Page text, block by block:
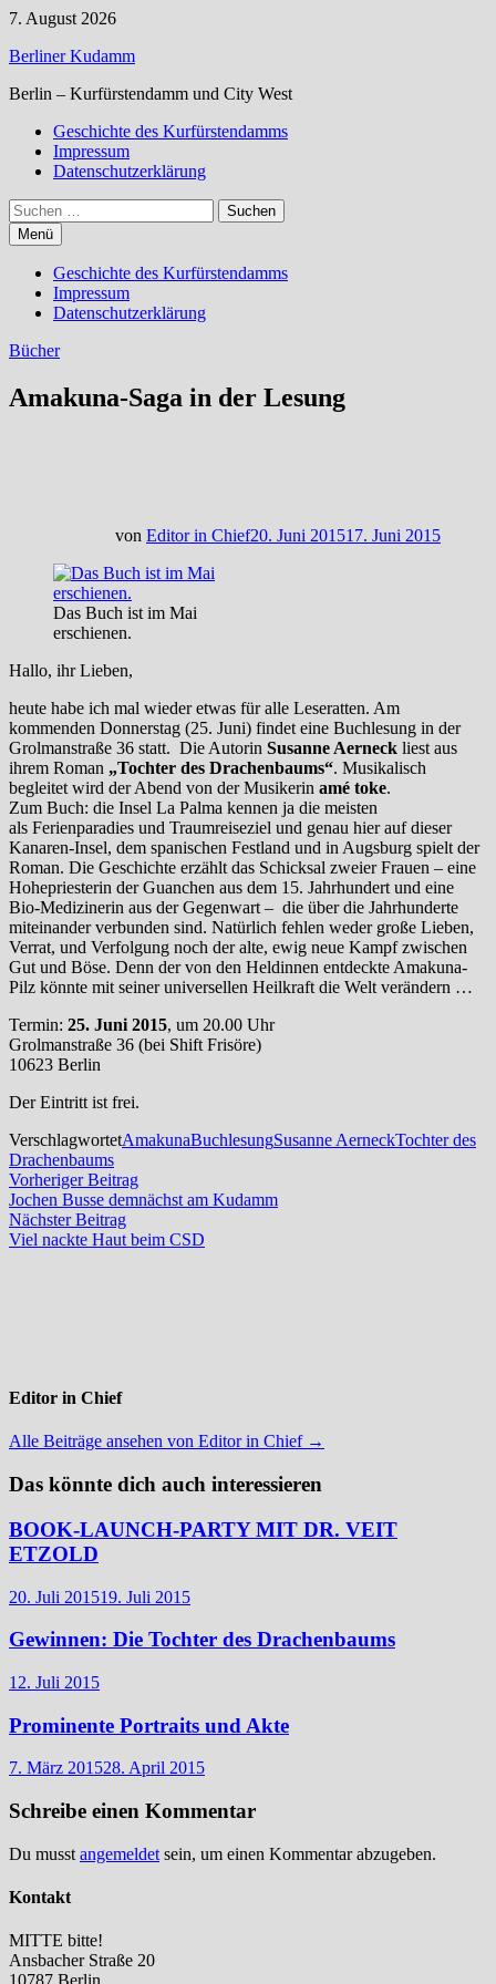
Zum
springen
7. August 2026
Berliner Kudamm
Berlin – Kurfürstendamm und City West
Geschichte des Kurfürstendamms
Impressum
Datenschutzerklärung
Suchen
nach:
Menü
Geschichte des Kurfürstendamms
Impressum
Datenschutzerklärung
Bücher
Amakuna-Saga in der Lesung
von Editor in Chief20. Juni 201517. Juni 2015
Das Buch ist im Mai
erschienen.
Hallo, ihr Lieben,
heute habe ich mal wieder etwas für alle Leseratten. Am
kommenden Donnerstag (25. Juni) findet eine Buchlesung in der
Grolmanstraße 36 statt. Die Autorin Susanne Aerneck liest aus
ihrem Roman „Tochter des Drachenbaums“. Musikalisch
begleitet wird der Abend von der Musikerin amé toke.
Zum Buch: die Insel La Palma kennen ja die meisten
als Ferienparadies und Traumreiseziel und genau hier auf dieser
Kanaren-Insel, dem spanischen Festland und in Augsburg spielt der
Roman. Die Geschichte erzählt das Schicksal zweier Frauen – eine
Hohepriesterin der Guanchen aus dem 15. Jahrhundert und eine
Bio-Medizinerin aus der Gegenwart – die über die Jahrhunderte
miteinander verbunden sind. Natürlich fehlen weder große Lieben,
Verrat, und Verfolgung noch der alte, ewig neue Kampf zwischen
Gut und Böse. Denn der von den Heldinnen entdeckte Amakuna-
Pilz könnte mit seiner universellen Heilkraft die Welt verändern …
Termin: 25. Juni 2015, um 20.00 Uhr
Grolmanstraße 36 (bei Shift Frisöre)
10623 Berlin
Der Eintritt ist frei.
VerschlagwortetAmakunaBuchlesungSusanne AerneckTochter des
Drachenbaums
Beitragsnavigation
Vorheriger BeitragVorheriger
Beitrag:
Jochen Busse demnächst am Kudamm
Nächster BeitragNächster
Beitrag:
Viel nackte Haut beim CSD
Editor in Chief
Alle Beiträge ansehen von Editor in Chief →
Das könnte dich auch interessieren
BOOK-LAUNCH-PARTY MIT DR. VEIT
ETZOLD
20. Juli 201519. Juli 2015
Gewinnen: Die Tochter des Drachenbaums
12. Juli 2015
Prominente Portraits und Akte
7. März 201528. April 2015
Schreibe einen Kommentar
Du musst angemeldet sein, um einen Kommentar abzugeben.
Kontakt
MITTE bitte!
Ansbacher Straße 20